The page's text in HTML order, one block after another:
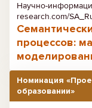
Научно-
research.com/
процессов:
Номинация
образовании»